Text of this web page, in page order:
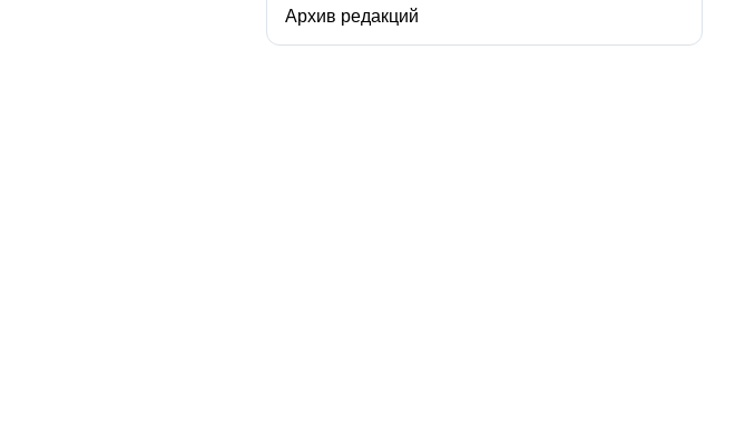
Архив редакций